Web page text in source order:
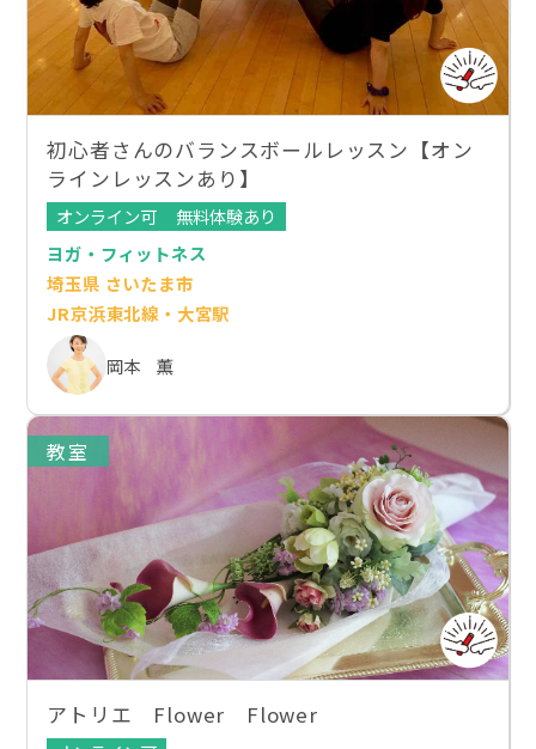
初心者さんのバランスボールレッスン【オン
ラインレッスンあり】
オンライン可
無料体験あり
ヨガ・フィットネス
埼玉県 さいたま市
JR京浜東北線・大宮駅
岡本 薫
教室
アトリエ Flower Flower